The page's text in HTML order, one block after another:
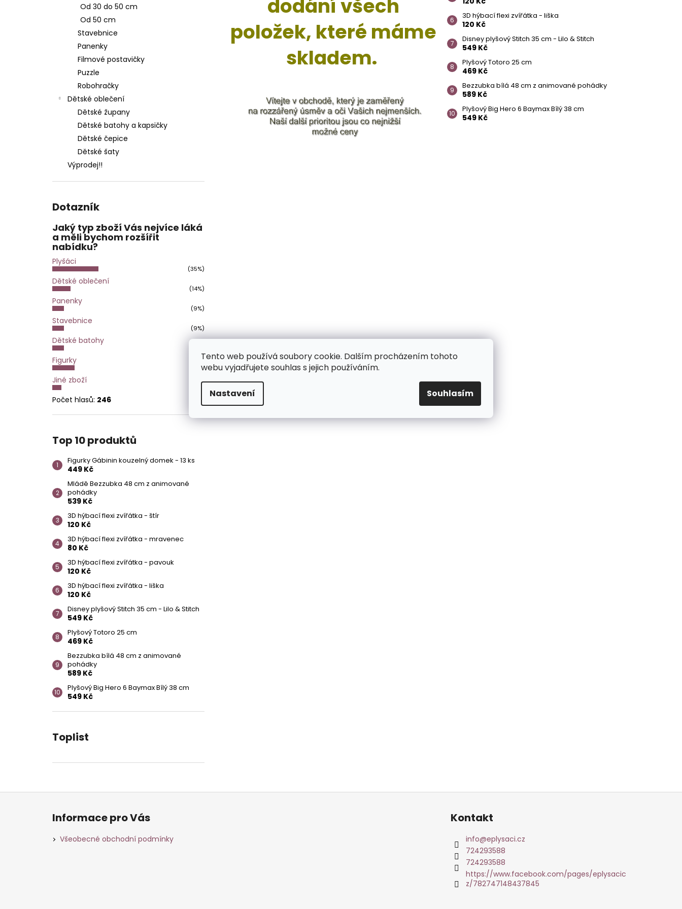
Tento web používá soubory cookie. Dalším procházením tohoto
webu vyjadřujete souhlas s jejich používáním.
Nastavení Souhlasím
Od 30 do 50 cm
Od 50 cm
Stavebnice
Panenky
Filmové postavičky
Puzzle
Robohračky
Dětské oblečení
Dětské župany
Dětské batohy a kapsičky
Dětské čepice
Dětské šaty
Výprodej!!
Dotazník
Jaký typ zboží Vás nejvíce láká
a měli bychom rozšířit
nabídku?
Plyšáci
(35%)
Dětské oblečení
(14%)
Panenky
(9%)
Stavebnice
(9%)
Dětské batohy
Figurky
(17%)
Jiné zboží
Počet hlasů: 246
Top 10 produktů
Figurky Gábinin kouzelný domek - 13 ks
449 Kč
Mládě Bezzubka 48 cm z animované
pohádky
539 Kč
3D hýbací flexi zvířátka - štír
120 Kč
3D hýbací flexi zvířátka - mravenec
80 Kč
3D hýbací flexi zvířátka - pavouk
120 Kč
3D hýbací flexi zvířátka - liška
120 Kč
Disney plyšový Stitch 35 cm - Lilo & Stitch
549 Kč
Plyšový Totoro 25 cm
469 Kč
Bezzubka bílá 48 cm z animované
pohádky
589 Kč
Plyšový Big Hero 6 Baymax Bílý 38 cm
549 Kč
Toplist
dodání všech
položek, které máme
skladem.
3D hýbací flexi zvířátka - liška
120 Kč
Disney plyšový Stitch 35 cm - Lilo & Stitch
549 Kč
Plyšový Totoro 25 cm
469 Kč
Bezzubka bílá 48 cm z animované pohádky
589 Kč
Plyšový Big Hero 6 Baymax Bílý 38 cm
549 Kč
Z
Informace pro Vás
Všeobecné obchodní podmínky
Kontakt
info@eplysaci.cz
724293588
724293588
https://www.facebook.com/pages/eplysacic
z/782747148437845